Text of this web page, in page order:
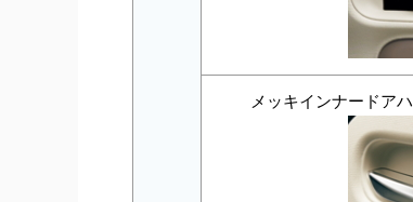
メッキインナードア